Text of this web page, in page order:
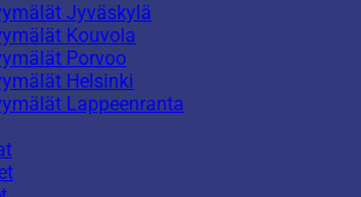
Jyväskylä
Kouvola
Porvoo
Helsinki
Lappeenranta